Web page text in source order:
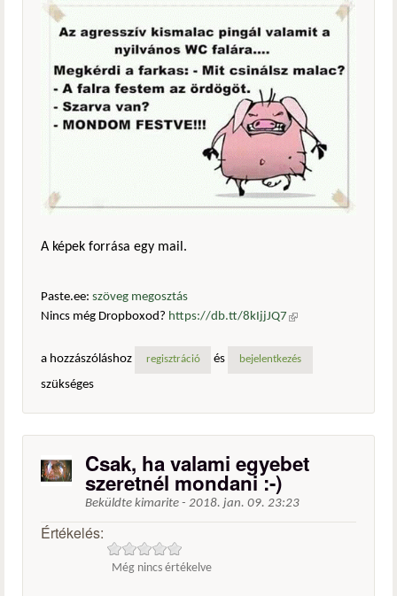
A képek forrása egy mail.
Paste.ee: szöveg megosztás
Nincs még Dropboxod? https://db.tt/8kIjjJQ7 (külső
a hozzászóláshoz
regisztráció és bejelentkezés
szükséges
Csak, ha valami egyebet
szeretnél mondani :-)
Beküldte kimarite - 2018. jan. 09. 23:23
Értékelés:
Még nincs értékelve